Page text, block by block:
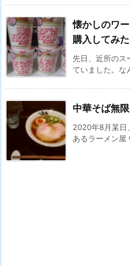
懐かしのワ
購入してみた
先日、近所のス
ていました。な
中華そば無
2020年8月某日
あるラーメン屋